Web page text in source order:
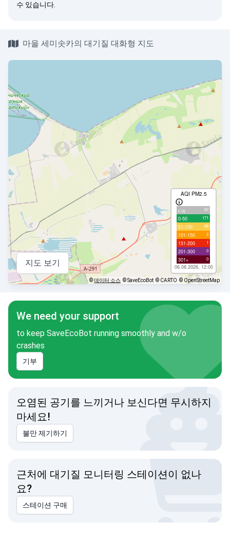
수 있습니다.
마을 세미솟카의 대기질 대화형 지도
AQI PM2.5
с/д 87
0-50 171
51-100 88
101-150 2
151-200 1
201-300 0
301+ 0
06.08.2026, 12:00
지도 보기
©데이터 소스 © SaveEcoBot © CARTO © OpenStreetMap
We need your support
to keep SaveEcoBot running smoothly and w/o
crashes
기부
오염된 공기를 느끼거나 보신다면 무시하지
마세요!
불만 제기하기
근처에 대기질 모니터링 스테이션이 없나
요?
스테이션 구매